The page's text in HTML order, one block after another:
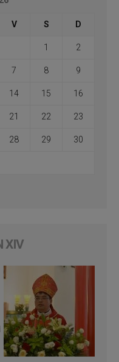
V S D
1 2
7 8 9
14 15 16
21 22 23
28 29 30
XIV